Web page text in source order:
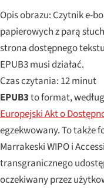
Opis obrazu: Czytnik e-
papierowych z parą
strona dostępnego
EPUB3 musi działać.
Czas czytania: 12 minut
EPUB3to format,
Europejski Akt o
egzekwowany. To także
Marrakeski WIPO i
transgranicznego
oczekiwany przez